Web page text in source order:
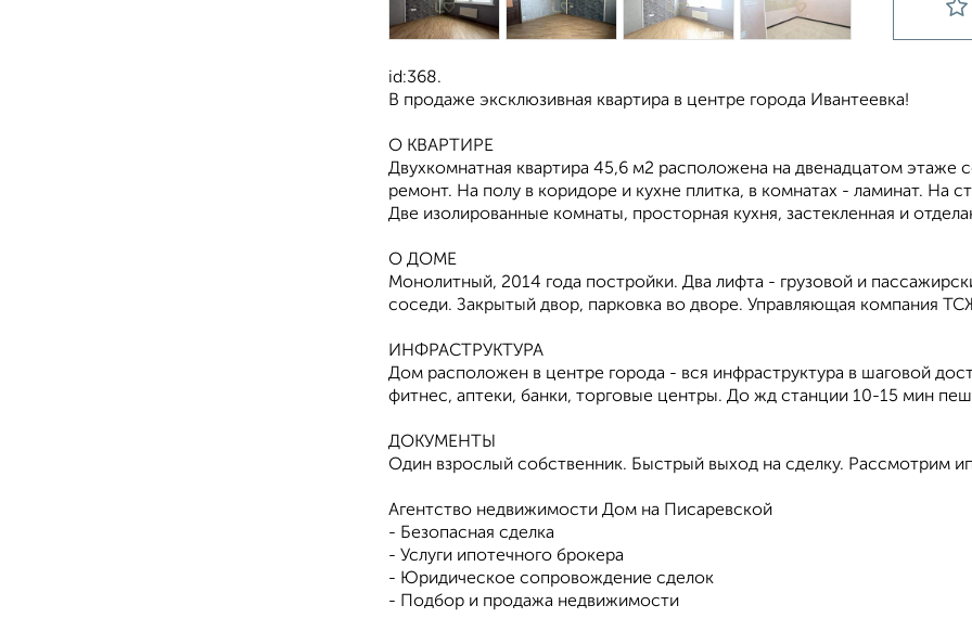
id:368.
В продаже эксклюзивная квартира в центре города Ивантеевка!
О КВАРТИРЕ
Двухкомнатная квартира 45,6 м2 расположена на двенадцатом
ремонт. На полу в коридоре и кухне плитка, в комнатах - ламинат. На
Две изолированные комнаты, просторная кухня, застекленная и
О ДОМЕ
Монолитный, 2014 года постройки. Два лифта - грузовой и
соседи. Закрытый двор, парковка во дворе. Управляющая компания
ИНФРАСТРУКТУРА
Дом расположен в центре города - вся инфраструктура в шаговой
фитнес, аптеки, банки, торговые центры. До жд станции 10-15 мин
ДОКУМЕНТЫ
Один взрослый собственник. Быстрый выход на сделку. Рассмотрим
Агентство недвижимости Дом на Писаревской
- Безопасная сделка
- Услуги ипотечного брокера
- Юридическое сопровождение сделок
- Подбор и продажа недвижимости